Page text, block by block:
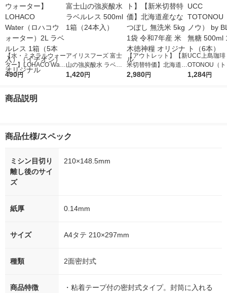
【水・ミネラルウォー
ター】LOHACO Wate
r（ロハコウォータ
シ） オリジナル
490円
アイリスフーズ 富士
山の強炭酸水 ラベル
レス 500ml 1箱（24
1,420円
【アウトレット】【新
米切替特価】北海道産
ななつぼし 無洗米 5k
2,980円
UCC上島珈琲
OTONOU（
ウ） by
1,284円
商品説明
商品仕様/スペック
ミシン目切り
離し後のサイ
ズ
210×148.5mm
紙厚 0.14mm
サイズ A4タテ 210×297mm
種類 2面密封式
商品特徴 ・粘着テープ付の密封式タイプ。封筒に入れる